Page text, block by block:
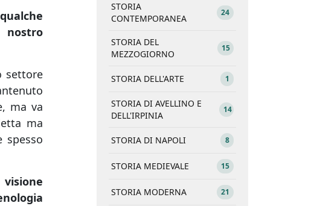
nostro
settore
ma va
ma
STORIA
CONTEMPORANEA
24
STORIA DEL
MEZZOGIORNO
15
STORIA DELL'ARTE 1
STORIA DI AVELLINO E
DELL'IRPINIA
14
STORIA DI NAPOLI 8
STORIA MEDIEVALE 15
STORIA MODERNA 21